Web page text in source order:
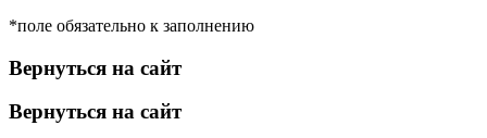
*поле обязательно к заполнению
Вернуться на сайт
Вернуться на сайт